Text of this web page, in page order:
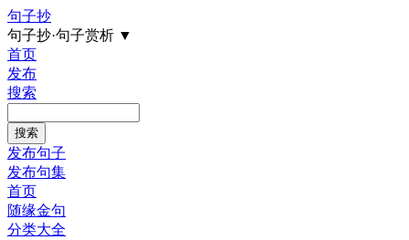
句子抄
句子抄·句子赏析 ▼
首页
发布
搜索
发布句子
发布句集
首页
随缘金句
分类大全